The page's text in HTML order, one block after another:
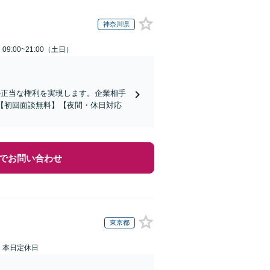
神奈川県
（土日）
当な権利を実現します。企業相手
初回面談無料】【夜間・休日対応
お問い合わせ
東京都
日定休日